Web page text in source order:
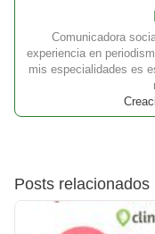
Comunicadora
experiencia en
mis especialidades es
Posts relacionados